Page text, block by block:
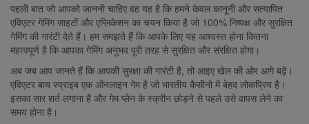
पहली बात जो आपको जाननी चाहिए वह यह है कि हमने केवल कानूनी और सत्यापित
एविएटर गेमिंग साइटों और एप्लिकेशन का चयन किया है जो 100% निष्पक्ष और सुरक्षित
गेमिंग की गारंटी देते हैं। हम समझते हैं कि आपके लिए यह आश्वस्त होना कितना
महत्वपूर्ण है कि आपका गेमिंग अनुभव पूरी तरह से सुरक्षित और संरक्षित होगा।
अब जब आप जानते हैं कि आपकी सुरक्षा की गारंटी है, तो आइए खेल की ओर आगे बढ़ें।
एविएटर बाय स्प्राइब एक ऑनलाइन गेम है जो भारतीय कैसीनो में बेहद लोकप्रिय है।
इसका सार शर्त लगाना है और गेम प्लेन के स्क्रीन छोड़ने से पहले उसे वापस लेने का
समय होना है।